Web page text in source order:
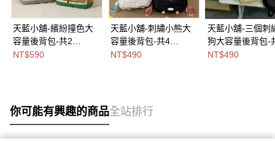
天藍小舖-繽紛撞色大
容量後背包-共2
色-$590【A12122337
NT$590
天藍小舖-刺繡小熊大
容量後背包-共4
色-$490【A12122330
NT$490
天藍小舖-三個刺
狗大容量後背包-
色-$490【
NT$490
你可能有興趣的商品全站排行